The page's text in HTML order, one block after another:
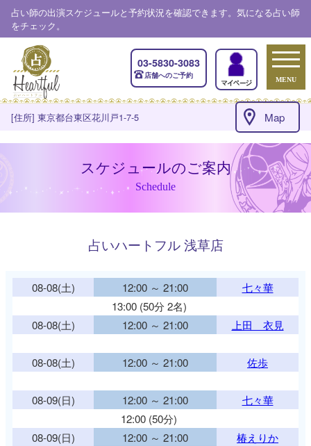
占い師の出演スケジュールと予約状況を確認できます。気になる占い師
をチェック。
MENU
[住所] 東京都台東区花川戸1-7-5 Map
03-5830-3083
店舗へのご予約
スケジュールのご案内
Schedule
占いハートフル 浅草店
08-08(土) 12:00 ～ 21:00
七々華
13:00 (50分 2名)
08-08(土)
12:00 ～ 21:00 上田 衣見
08-08(土) 12:00 ～ 21:00 佐歩
08-09(日) 12:00 ～ 21:00
七々華
12:00 (50分)
08-09(日)
12:00 ～ 21:00 椿えりか